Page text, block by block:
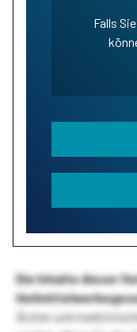
Falls
Die Inhalte dieser
Ärzten und